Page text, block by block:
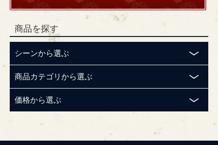
商品を探す
シーンから選ぶ
商品カテゴリから選ぶ
価格から選ぶ